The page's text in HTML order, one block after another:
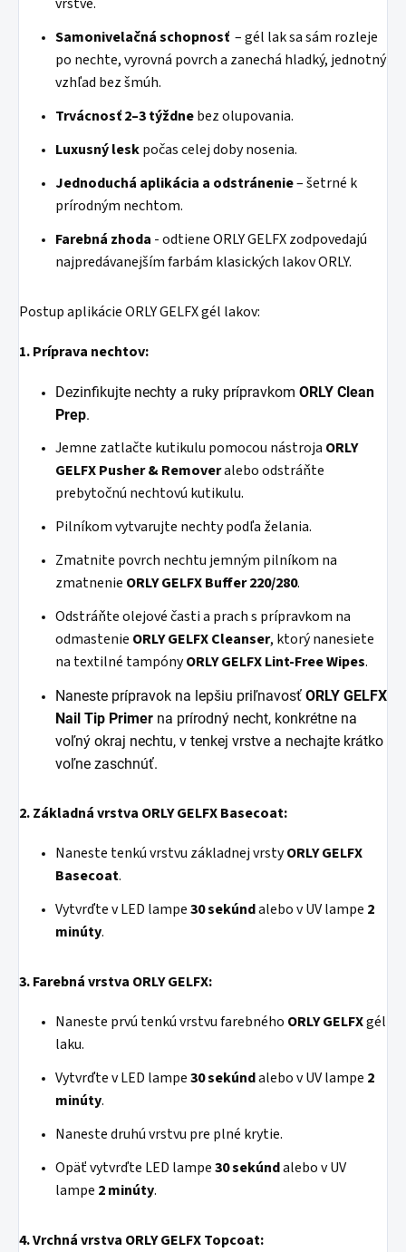
vrstve.
Samonivelačná schopnosť – gél lak sa sám rozleje
po nechte, vyrovná povrch a zanechá hladký, jednotný
vzhľad bez šmúh.
Trvácnosť 2–3 týždnebez olupovania.
Luxusný leskpočas celej doby nosenia.
Jednoduchá aplikácia a odstránenie– šetrné k
prírodným nechtom.
Farebná zhoda - odtiene ORLY GELFX zodpovedajú
najpredávanejším farbám klasických lakov ORLY.
Postup aplikácie ORLY GELFX gél lakov:
1. Príprava nechtov:
Dezinfikujte nechty a ruky prípravkom ORLY Clean
Prep.
Jemne zatlačte kutikulu pomocou nástroja ORLY
GELFXPusher& Removeralebo odstráňte
prebytočnú nechtovú kutikulu.
Pilníkom vytvarujte nechty podľa želania.
Zmatnite povrch nechtu jemným pilníkom na
zmatnenie ORLY GELFX Buffer 220/280.
Odstráňte olejové časti a prach s prípravkom na
odmastenie ORLY GELFX Cleanser, ktorý nanesiete
na textilné tampónyORLYGELFX Lint-Free Wipes.
Naneste prípravok na lepšiu priľnavosť ORLY GELFX
Nail Tip Primer na prírodný necht, konkrétne na
voľný okraj nechtu, v tenkej vrstve a nechajte krátko
voľne zaschnúť.
2. Základná vrstva ORLY GELFX Basecoat:
Naneste tenkú vrstvu základnej vrstyORLY GELFX
Basecoat.
Vytvrďte v LED lampe30 sekúndalebo v UV lampe 2
minúty.
3. Farebná vrstva ORLY GELFX:
Naneste prvú tenkú vrstvu farebného ORLY GELFXgél
laku.
Vytvrďte v LED lampe30 sekúndalebo v UV lampe 2
minúty.
Naneste druhú vrstvu pre plné krytie.
Opäť vytvrďte LED lampe30 sekúndalebo v UV
lampe 2 minúty.
4.Vrchná vrstva ORLY GELFX Topcoat: